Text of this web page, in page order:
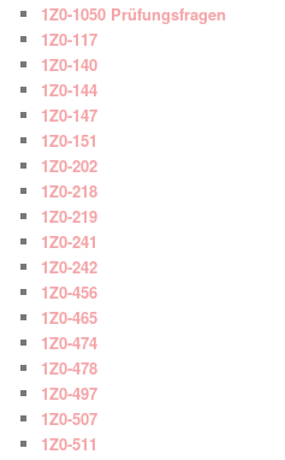
1Z0-1050 Prüfungsfragen
1Z0-117
1Z0-140
1Z0-144
1Z0-147
1Z0-151
1Z0-202
1Z0-218
1Z0-219
1Z0-241
1Z0-242
1Z0-456
1Z0-465
1Z0-474
1Z0-478
1Z0-497
1Z0-507
1Z0-511